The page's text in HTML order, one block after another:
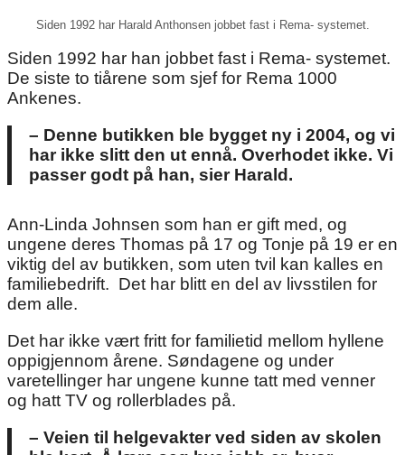
Siden 1992 har Harald Anthonsen jobbet fast i Rema- systemet.
Siden 1992 har han jobbet fast i Rema- systemet.
De siste to tiårene som sjef for Rema 1000
Ankenes.
– Denne butikken ble bygget ny i 2004, og vi
har ikke slitt den ut ennå. Overhodet ikke. Vi
passer godt på han, sier Harald.
Ann-Linda Johnsen som han er gift med, og
ungene deres Thomas på 17 og Tonje på 19 er en
viktig del av butikken, som uten tvil kan kalles en
familiebedrift. Det har blitt en del av livsstilen for
dem alle.
Det har ikke vært fritt for familietid mellom hyllene
oppigjennom årene. Søndagene og under
varetellinger har ungene kunne tatt med venner
og hatt TV og rollerblades på.
– Veien til helgevakter ved siden av skolen